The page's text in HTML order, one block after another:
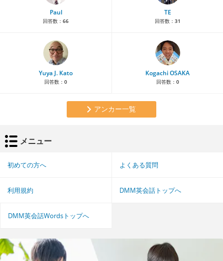
Paul
回答数： 66
TE
回答数： 31
Yuya J. Kato
回答数： 0
Kogachi OSAKA
回答数： 0
アンカー一覧
メニュー
初めての方へ よくある質問
利用規約 DMM英会話トップへ
DMM英会話Wordsトップへ